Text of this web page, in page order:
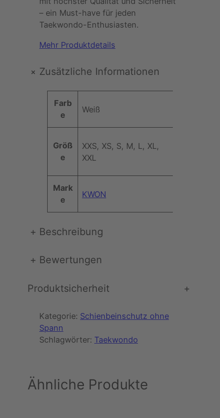
e
b
e
n
s
t
o
T
w
e
i
e
– ein Must-have für jeden
Taekwondo-Enthusiasten.
Mehr Produktdetails
+Zusätzliche Informationen
A
b
e
W
e
Farb
e
Weiß
Größ
e
XXS, XS, S, M, L, XL,
XXL
Mark
e
KWON
+ Beschreibung
+ Bewertungen
Produktsicherheit +
Kategorie: Schienbeinschutz ohne
Spann
Schlagwörter: Taekwondo
Ähnliche Produkte